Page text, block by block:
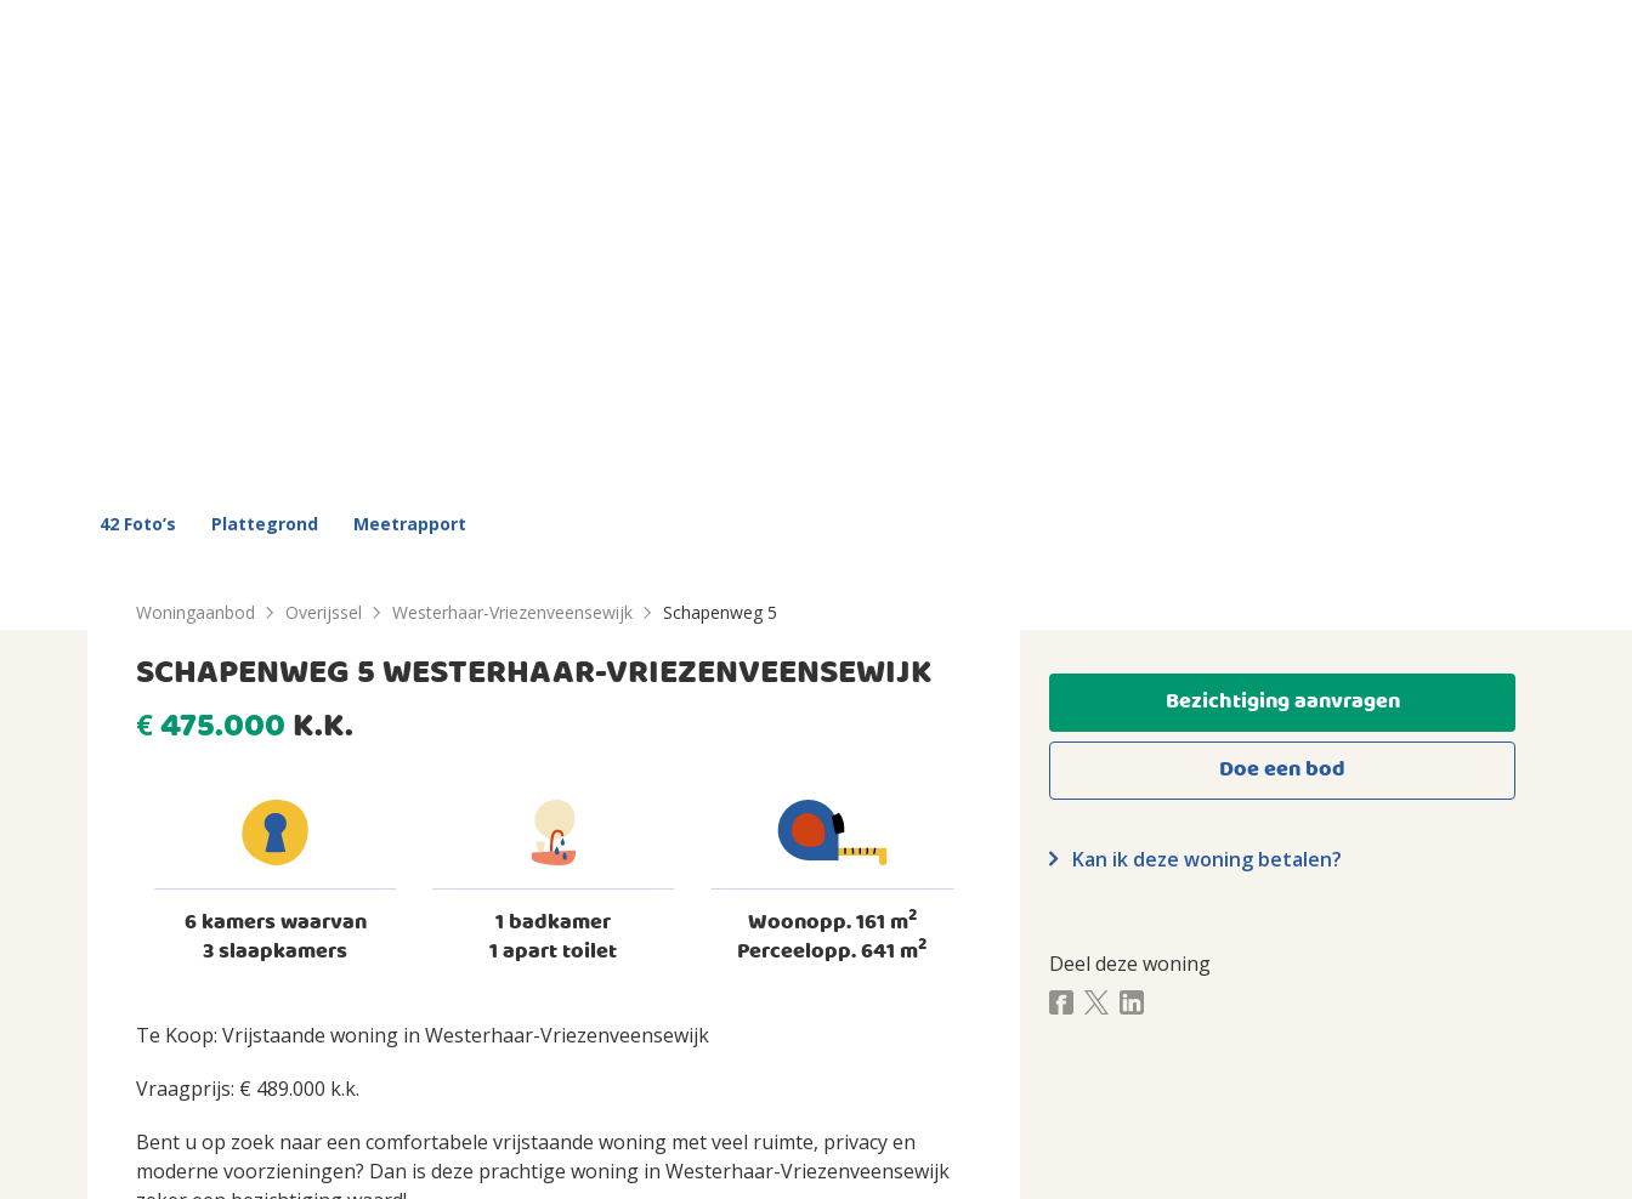
42 Foto’s Plattegrond Meetrapport
Woningaanbod Overijssel Westerhaar-Vriezenveensewijk Schapenweg 5
SCHAPENWEG 5 WESTERHAAR-VRIEZENVEENSEWIJK
€475.000K.K.
6 kamers waarvan
3 slaapkamers
1 badkamer
1 apart toilet
Woonopp. 161 m2
Perceelopp. 641 m2
Te Koop: Vrijstaande woning in Westerhaar-Vriezenveensewijk
Vraagprijs: € 489.000 k.k.
Bent u op zoek naar een comfortabele vrijstaande woning met veel ruimte, privacy en
moderne voorzieningen? Dan is deze prachtige woning in Westerhaar-Vriezenveensewijk
Bezichtiging aanvragen
Doe een bod
Kan ik deze woning betalen?
Deel deze woning